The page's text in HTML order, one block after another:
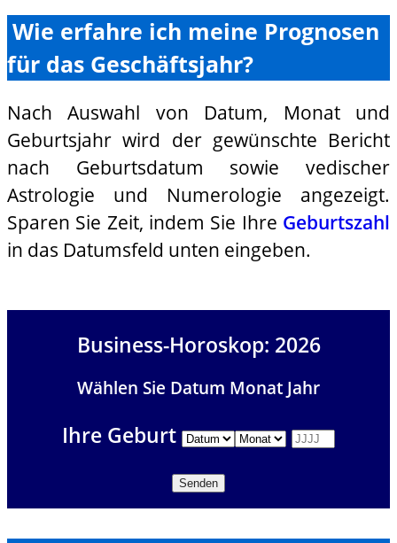
Wie erfahre ich meine Prognosen
für das Geschäftsjahr?
Nach Auswahl von Datum, Monat und
Geburtsjahr wird der gewünschte Bericht
nach Geburtsdatum sowie vedischer
Astrologie und Numerologie angezeigt.
Sparen Sie Zeit, indem Sie Ihre Geburtszahl
in das Datumsfeld unten eingeben.
Business-Horoskop: 2026
Wählen Sie Datum Monat Jahr
Ihre Geburt